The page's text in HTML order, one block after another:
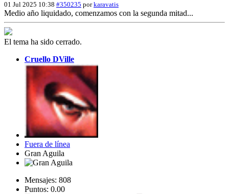
01 Jul 2025 10:38 #350235 porkaravatis
Medio año liquidado, comenzamos con la segunda mitad...
El tema ha sido cerrado.
Cruello DVille
Fuera de línea
Gran Aguila
Mensajes: 808
Puntos: 0.00